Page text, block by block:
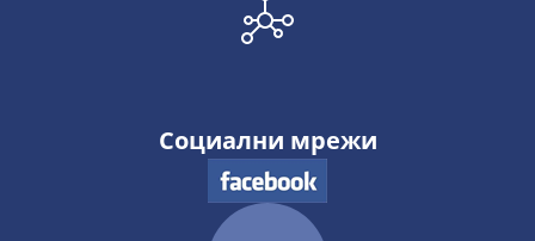
Социални мрежи